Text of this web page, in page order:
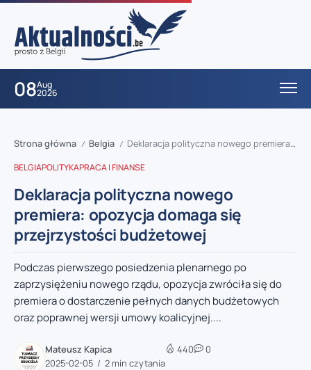
08Aug
2026
Strona główna / Belgia / Deklaracja polityczna nowego premiera: opozycja domaga się przejrzystości budżetowej
BELGIAPOLITYKAPRACA I FINANSE
Deklaracja polityczna nowego
premiera: opozycja domaga się
przejrzystości budżetowej
Podczas pierwszego posiedzenia plenarnego po
zaprzysiężeniu nowego rządu, opozycja zwróciła się do
premiera o dostarczenie pełnych danych budżetowych
oraz poprawnej wersji umowy koalicyjnej....
Mateusz Kapica
2025-02-05
2 min czytania
440 0